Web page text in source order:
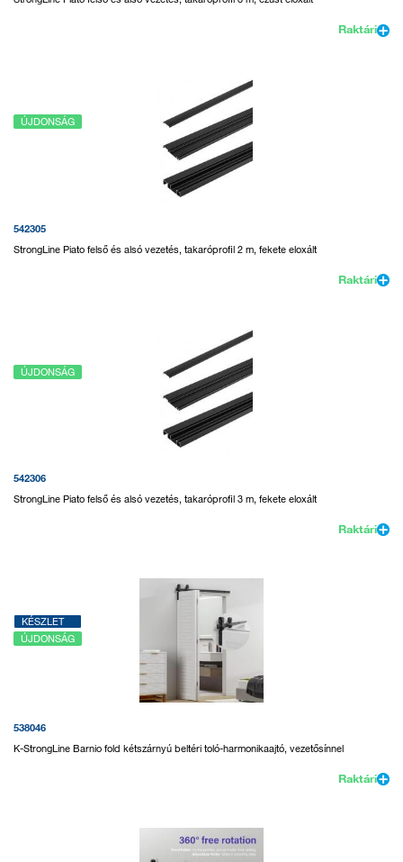
Raktári
ÚJDONSÁG
542305
StrongLine Piato felső és alsó vezetés, takaróprofil 2 m, fekete eloxált
Raktári
ÚJDONSÁG
542306
StrongLine Piato felső és alsó vezetés, takaróprofil 3 m, fekete eloxált
Raktári
KÉSZLET
ÚJDONSÁG
538046
K-StrongLine Barnio fold kétszárnyú beltéri toló-harmonikaajtó, vezetősínnel
Raktári